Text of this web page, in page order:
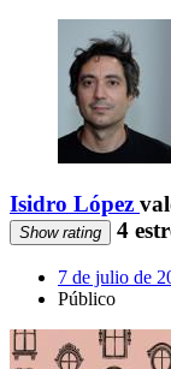
Isidro López
Show rating 4
7 de julio de
Público